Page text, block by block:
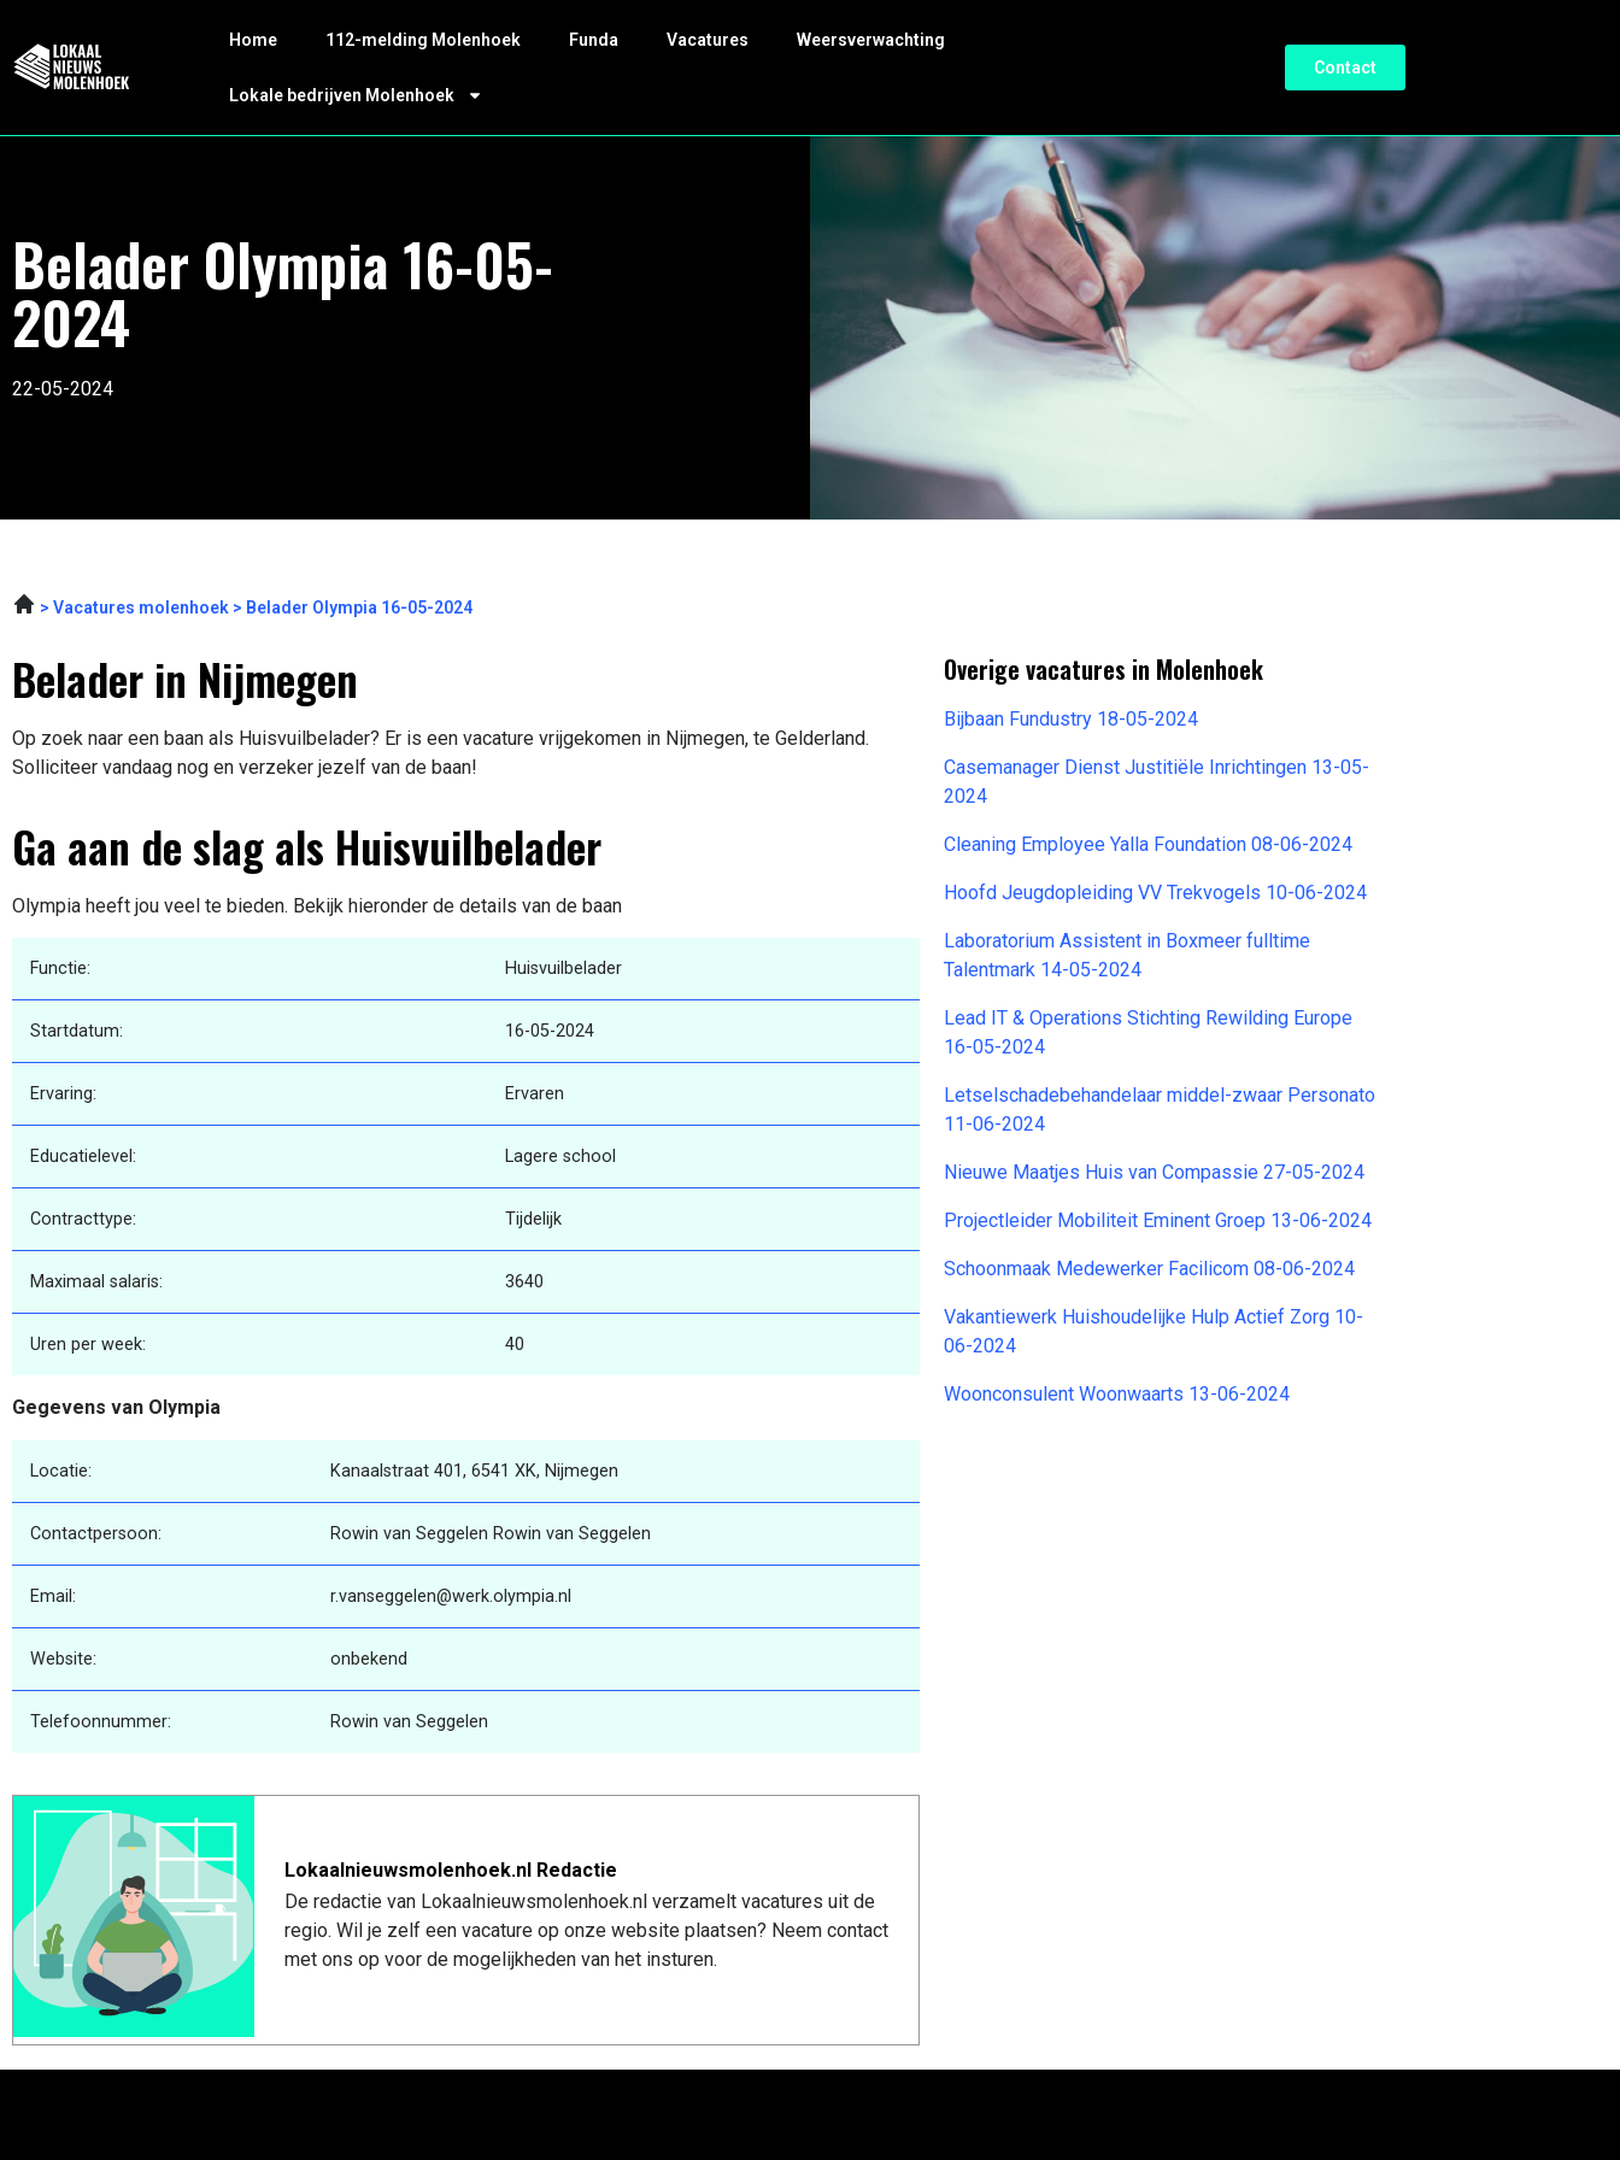
Home 112-melding Molenhoek Funda Vacatures Weersverwachting
Lokale bedrijven Molenhoek
Contact
Belader Olympia 16-05-
2024
22-05-2024
Vacatures molenhoek Belader Olympia 16-05-2024
Belader in Nijmegen
Op zoek naar een baan als Huisvuilbelader? Er is een vacature vrijgekomen in Nijmegen, te Gelderland.
Solliciteer vandaag nog en verzeker jezelf van de baan!
Ga aan de slag als Huisvuilbelader
Olympia heeft jou veel te bieden. Bekijk hieronder de details van de baan
Functie: Huisvuilbelader
Startdatum: 16-05-2024
Ervaring: Ervaren
Educatielevel: Lagere school
Contracttype: Tijdelijk
Maximaal salaris: 3640
Uren per week: 40
Gegevens van Olympia
Locatie: Kanaalstraat 401, 6541 XK, Nijmegen
Contactpersoon: Rowin van Seggelen Rowin van Seggelen
Email: r.vanseggelen@werk.olympia.nl
Website: onbekend
Telefoonnummer: Rowin van Seggelen
Lokaalnieuwsmolenhoek.nl Redactie
De redactie van Lokaalnieuwsmolenhoek.nl verzamelt vacatures uit de
regio. Wil je zelf een vacature op onze website plaatsen? Neem contact
met ons op voor de mogelijkheden van het insturen.
Overige vacatures in Molenhoek
Bijbaan Fundustry 18-05-2024
Casemanager Dienst Justitiële Inrichtingen 13-05-
2024
Cleaning Employee Yalla Foundation 08-06-2024
Hoofd Jeugdopleiding VV Trekvogels 10-06-2024
Laboratorium Assistent in Boxmeer fulltime
Talentmark 14-05-2024
Lead IT & Operations Stichting Rewilding Europe
16-05-2024
Letselschadebehandelaar middel-zwaar Personato
11-06-2024
Nieuwe Maatjes Huis van Compassie 27-05-2024
Projectleider Mobiliteit Eminent Groep 13-06-2024
Schoonmaak Medewerker Facilicom 08-06-2024
Vakantiewerk Huishoudelijke Hulp Actief Zorg 10-
06-2024
Woonconsulent Woonwaarts 13-06-2024